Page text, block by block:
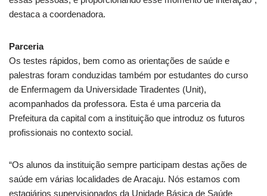
destaca a coordenadora.
Parceria
Os testes rápidos, bem como as orientações de saúde e
palestras foram conduzidas também por estudantes do curso
de Enfermagem da Universidade Tiradentes (Unit),
acompanhados da professora. Esta é uma parceria da
Prefeitura da capital com a instituição que introduz os futuros
profissionais no contexto social.
“Os alunos da instituição sempre participam destas ações de
saúde em várias localidades de Aracaju. Nós estamos com
estagiários supervisionados da Unidade Básica de Saúde